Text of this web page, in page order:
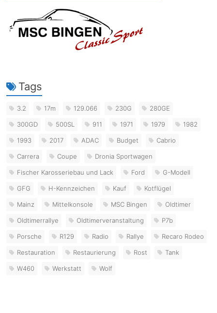
Tags
3.2 17m 129.066 230G 280GE
300GD 500SL 911 1971 1979 1982
1993 2017 ADAC Budget Cabrio
Carrera Coupe Dronia Sportwagen
Fischer Karosseriebau und Lack Ford G-Modell
GFG H-Kennzeichen Kauf Kotflügel
Mainz Mittelkonsole MSC Bingen Oldtimer
Oldtimerrallye Oldtimerveranstaltung P7b
Porsche R129 Radio Rallye Recaro Rodeo
Restauration Restaurierung Rost Tank
W460 Werkstatt Wolf